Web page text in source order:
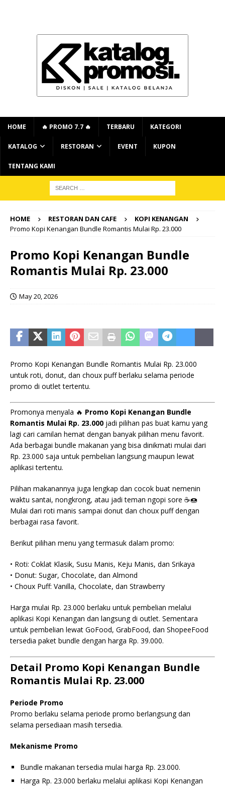
HOME 🔥 PROMO 7.7 🔥 TERBARU KATEGORI
KATALOG RESTORAN EVENT KUPON
TENTANG KAMI
HOME RESTORAN DAN CAFE
KOPI KENANGAN
Promo Kopi Kenangan Bundle Romantis Mulai Rp. 23.000
Promo Kopi Kenangan Bundle
Romantis Mulai Rp. 23.000
May 20, 2026
Promo Kopi Kenangan Bundle Romantis Mulai Rp. 23.000
untuk roti, donut, dan choux puff berlaku selama periode
promo di outlet tertentu.
Promonya menyala 🔥 Promo Kopi Kenangan Bundle
Romantis Mulai Rp. 23.000 jadi pilihan pas buat kamu yang
lagi cari camilan hemat dengan banyak pilihan menu favorit.
Ada berbagai bundle makanan yang bisa dinikmati mulai dari
Rp. 23.000 saja untuk pembelian langsung maupun lewat
aplikasi tertentu.
Pilihan makanannya juga lengkap dan cocok buat nemenin
waktu santai, nongkrong, atau jadi teman ngopi sore ☕🍩
Mulai dari roti manis sampai donut dan choux puff dengan
berbagai rasa favorit.
Berikut pilihan menu yang termasuk dalam promo:
• Roti: Coklat Klasik, Susu Manis, Keju Manis, dan Srikaya
• Donut: Sugar, Chocolate, dan Almond
• Choux Puff: Vanilla, Chocolate, dan Strawberry
Harga mulai Rp. 23.000 berlaku untuk pembelian melalui
aplikasi Kopi Kenangan dan langsung di outlet. Sementara
untuk pembelian lewat GoFood, GrabFood, dan ShopeeFood
tersedia paket bundle dengan harga Rp. 39.000.
Detail Promo Kopi Kenangan Bundle
Romantis Mulai Rp. 23.000
Periode Promo
Promo berlaku selama periode promo berlangsung dan
selama persediaan masih tersedia.
Mekanisme Promo
Bundle makanan tersedia mulai harga Rp. 23.000.
Harga Rp. 23.000 berlaku melalui aplikasi Kopi Kenangan